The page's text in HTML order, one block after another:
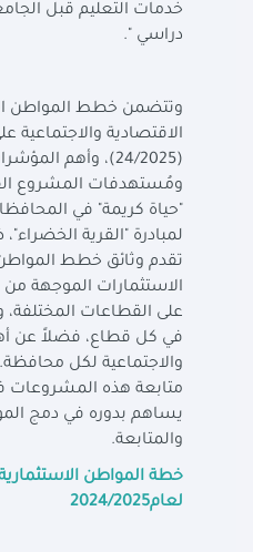
دراسي ".
وتتضمن خطط المواطن
الاقتصادية
(24/2025)، وأهم
ومُستهدفات المشروع
"حياة كريمة" في
لمبادرة "القرية
تقدم وثائق خطط
الاستثمارات الموجهة
على القطاعات المختلفة،
في كل قطاع، فضلاً عن
والاجتماعية لكل
متابعة هذه المشروعات
يساهم بدوره في دمج
والمتابعة.
خطة المواطن
لعام2024/2025